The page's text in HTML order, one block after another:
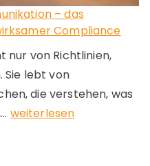
– das
Compliance
nur von Richtlinien,
Sie lebt von
die verstehen, was
Iweiterlesen